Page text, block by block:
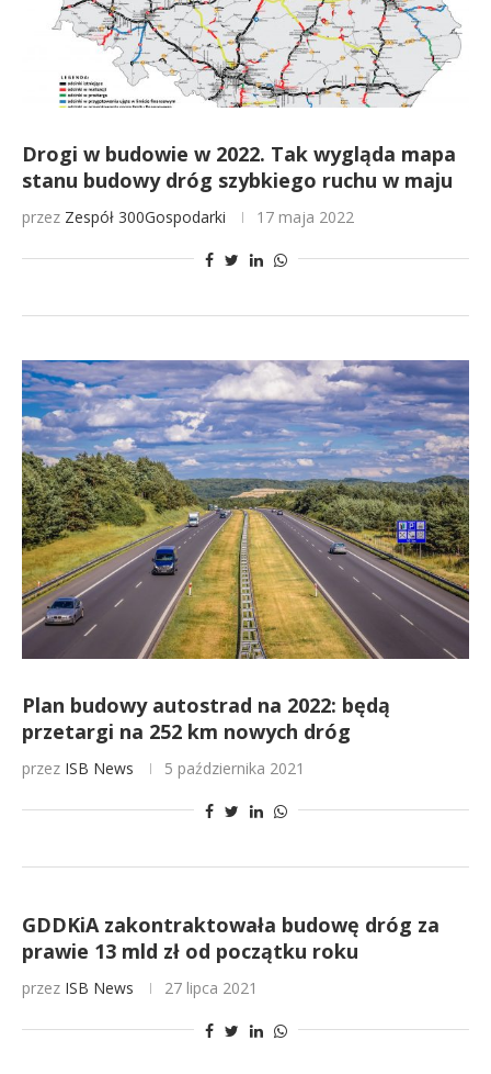
Drogi w budowie w 2022. Tak wygląda mapa
stanu budowy dróg szybkiego ruchu w maju
przez Zespół 300Gospodarki 17 maja 2022
Plan budowy autostrad na 2022: będą
przetargi na 252 km nowych dróg
przez ISB News 5 października 2021
GDDKiA zakontraktowała budowę dróg za
prawie 13 mld zł od początku roku
przez ISB News 27 lipca 2021